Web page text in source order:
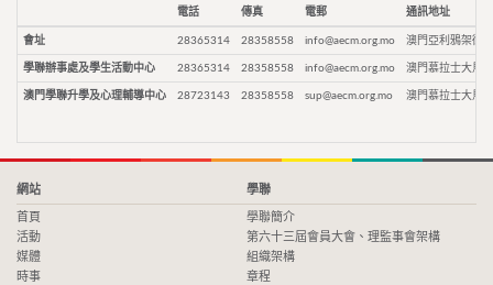
電話 傳真 電郵 通訊地址
會址 28365314 28358558 info@aecm.org.mo 澳門亞利鴉架街9
學聯辦事處及學生活動中心 28365314 28358558 info@aecm.org.mo 澳門慕拉士大馬
澳門學聯升學及心理輔導中心 28723143 28358558 sup@aecm.org.mo 澳門慕拉士大馬
網站
首頁
活動
媒體
時事
學聯
學聯簡介
第六十三屆會員大會、理監事會架構
組織架構
章程